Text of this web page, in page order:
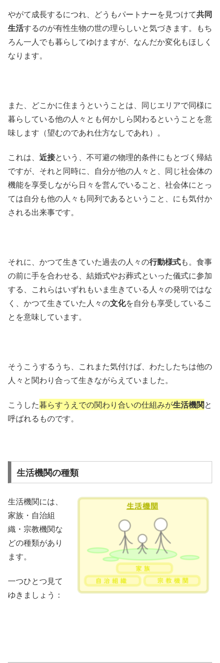
やがて成長するにつれ、どうもパートナーを見つけて共同
生活するのが有性生物の世の理らしいと気づきます。もち
ろん一人でも暮らしてゆけますが、なんだか変化もほしく
なります。
また、どこかに住まうということは、同じエリアで同様に
暮らしている他の人々とも何かしら関わるということを意
味します（望むのであれ仕方なしであれ）。
これは、 近接という、不可避の物理的条件にもとづく帰結
ですが、それと同時に、自分が他の人々と、同じ社会体の
機能を享受しながら日々を営んでいること、社会体にとっ
ては自分も他の人々も同列であるということ、にも気付か
される出来事です。
それに、かつて生きていた過去の人々の行動様式も。食事
の前に手を合わせる、結婚式やお葬式といった儀式に参加
する、これらはいずれもいま生きている人々の発明ではな
く、かつて生きていた人々の文化を自分も享受しているこ
とを意味しています。
そうこうするうち、これまた気付けば、わたしたちは他の
人々と関わり合って生きながらえていました。
こうした暮らすうえでの関わり合いの仕組みが生活機関と
呼ばれるものです。
生活機関の種類
生活機関には、
家族・自治組
織・宗教機関な
どの種類があり
ます。
一つひとつ見て
ゆきましょう：